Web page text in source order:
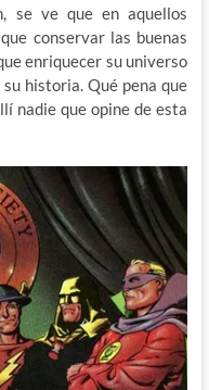
se ve que en aquellos
conservar las buenas
enriquecer su universo
historia. Qué pena que
nadie que opine de esta